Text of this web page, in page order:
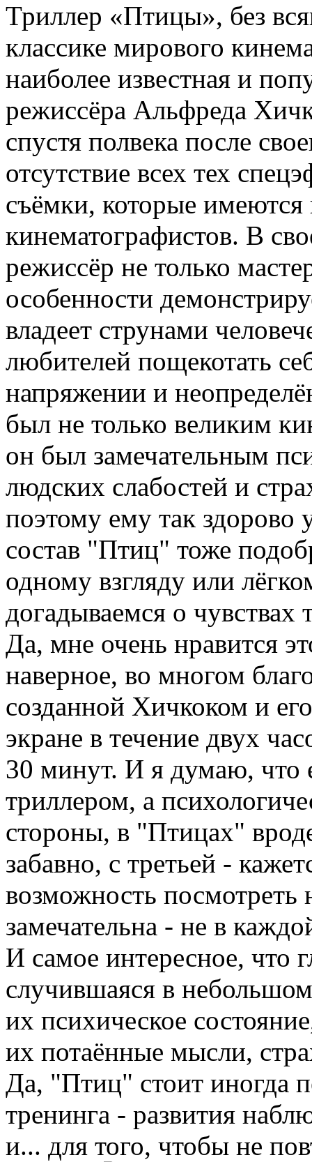
Триллер «Птицы», без
классике мирового
наиболее известная и
режиссёра Альфреда
спустя полвека после
отсутствие всех тех
съёмки, которые имеются
кинематографистов. В
режиссёр не только
особенности
владеет струнами
любителей пощекотать
напряжении и
был не только великим
он был замечательным
людских слабостей и
поэтому ему так здорово
состав "Птиц" тоже
одному взгляду или
догадываемся о чувствах
Да, мне очень нравится
наверное, во многом
созданной Хичкоком и
экране в течение двух
30 минут. И я думаю, что
триллером, а
стороны, в "Птицах"
забавно, с третьей -
возможность
замечательна - не в
И самое интересное, что
случившаяся в
их психическое
их потаённые мысли,
Да, "Птиц" стоит иногда
тренинга - развития
и... для того, чтобы не